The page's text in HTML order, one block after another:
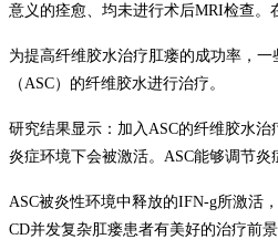
意义的痊愈、均未进行术后MRI检查。
为提高纤维胶水治疗肛瘘的成功率，一
（ ASC）的纤维胶水进行治疗。
研究结果显示：加入 ASC的纤维胶水治
炎症环境下会被激活。 ASC能够调节炎
ASC被炎性环境中释放的IFN-g所激活
CD并发复杂肛瘘患者有美好的治疗前